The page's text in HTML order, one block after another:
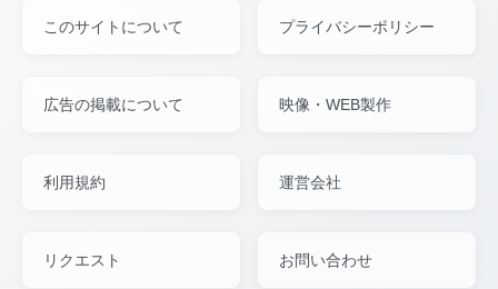
このサイトについて プライバシーポリシー
広告の掲載について 映像・WEB製作
利用規約 運営会社
リクエスト お問い合わせ